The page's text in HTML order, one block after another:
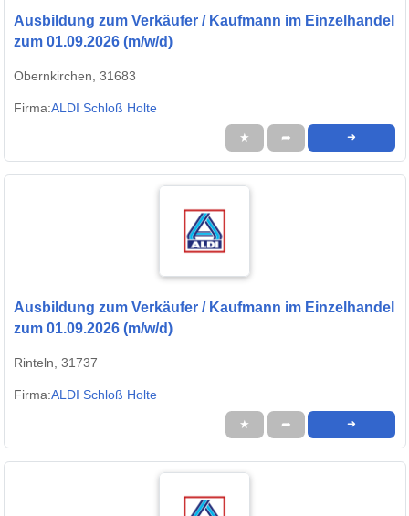
Ausbildung zum Verkäufer / Kaufmann im Einzelhandel
zum 01.09.2026 (m/w/d)
Obernkirchen, 31683
Firma:ALDI Schloß Holte
★ ➦ ➜
Ausbildung zum Verkäufer / Kaufmann im Einzelhandel
zum 01.09.2026 (m/w/d)
Rinteln, 31737
Firma:ALDI Schloß Holte
★ ➦ ➜